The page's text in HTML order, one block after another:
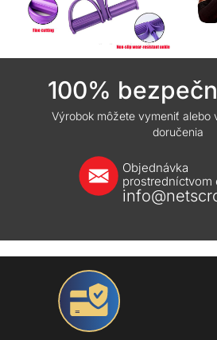
100%
Výrobok môžete vymeniť alebo
doručenia
Objednávka
prostredníctvom